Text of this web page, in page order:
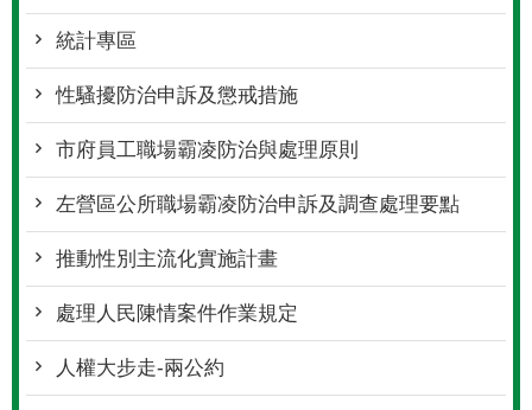
統計專區
性騷擾防治申訴及懲戒措施
市府員工職場霸凌防治與處理原則
左營區公所職場霸凌防治申訴及調查處理要點
推動性別主流化實施計畫
處理人民陳情案件作業規定
人權大步走-兩公約